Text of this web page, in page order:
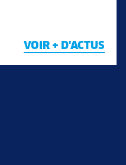
VOIR + D'ACTUS